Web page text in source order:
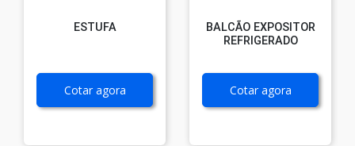
ESTUFA
Cotar agora
BALCÃO EXPOSITOR
REFRIGERADO
Cotar agora